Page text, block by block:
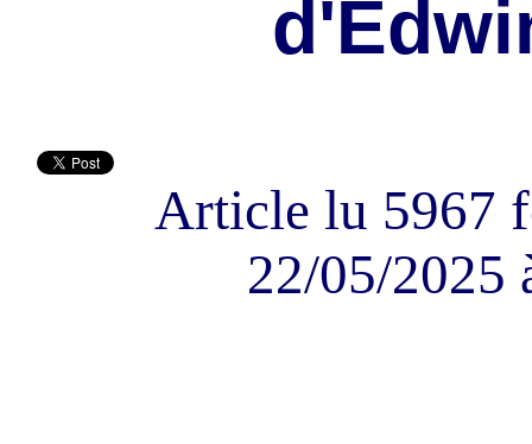
Article lu 5967
22/05/2025